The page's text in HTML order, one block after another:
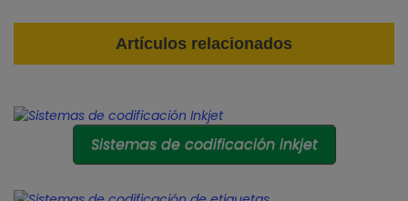
Artículos relacionados
Sistemas de codificación inkjet